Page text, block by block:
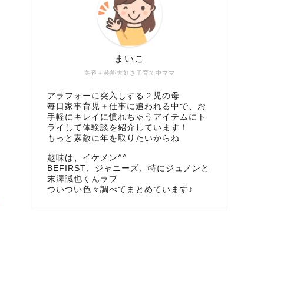
美容＋芸能大好き子育て中ママ
まいこ
アラフォーに突入しする２児の母
毎日家事育児＋仕事に追われる中で、お
手軽にキレイに慣れちゃうアイテムにト
ライして体験談を紹介しています！
もっと素敵に年を取りたいからね
趣味は、イケメン^^
BEFIRST、ジャニーズ、特にジュノンと
末澤誠也くんラブ
ついつい色々調べてまとめています♪